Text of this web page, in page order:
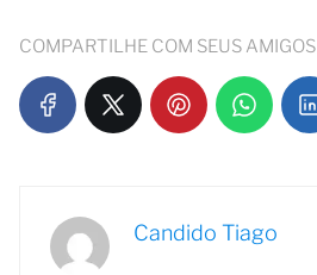
COMPARTILHE COM SEUS AMIGOS
Candido Tiago